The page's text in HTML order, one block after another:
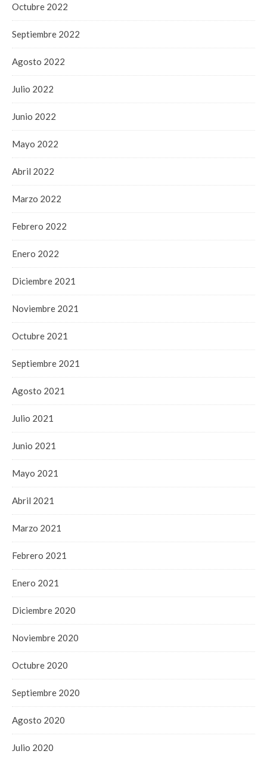
Octubre 2022
Septiembre 2022
Agosto 2022
Julio 2022
Junio 2022
Mayo 2022
Abril 2022
Marzo 2022
Febrero 2022
Enero 2022
Diciembre 2021
Noviembre 2021
Octubre 2021
Septiembre 2021
Agosto 2021
Julio 2021
Junio 2021
Mayo 2021
Abril 2021
Marzo 2021
Febrero 2021
Enero 2021
Diciembre 2020
Noviembre 2020
Octubre 2020
Septiembre 2020
Agosto 2020
Julio 2020